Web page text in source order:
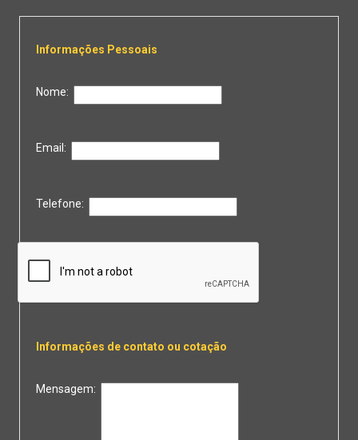
Informações Pessoais
Nome:
Email:
Telefone:
Informações de contato ou cotação
Mensagem: